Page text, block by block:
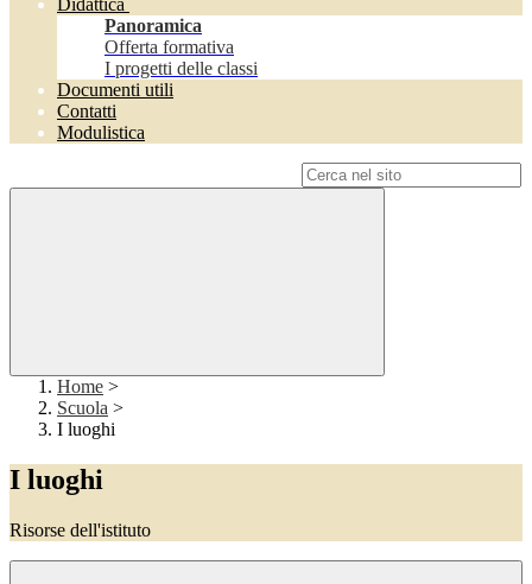
Didattica
Panoramica
Offerta formativa
I progetti delle classi
Documenti utili
Contatti
Modulistica
Home >
Scuola >
I luoghi
I luoghi
Risorse dell'istituto